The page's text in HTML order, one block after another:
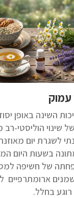
עמוק
השינה באופן
שינוי הוליסטי-רב
לשגרת יום
בשעות היום
של חשיפה
ארומתרפיים
רוגע בחלל.